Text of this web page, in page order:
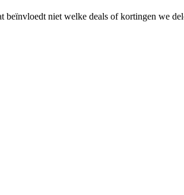
niet welke deals of kortingen we